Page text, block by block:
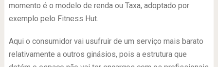
momento é o modelo de renda ou Taxa, adoptado por
exemplo pelo Fitness Hut.
Aqui o consumidor vai usufruir de um serviço mais barato
relativamente a outros ginásios, pois a estrutura que